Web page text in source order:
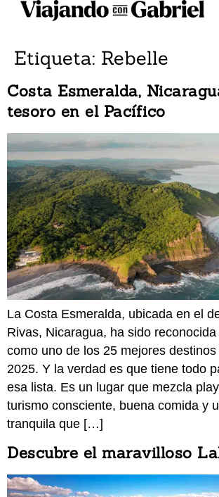
Etiqueta: Rebelle
Costa Esmeralda,
tesoro en el Pacífico
La Costa Esmeralda, ubicada en el
Rivas, Nicaragua, ha sido
como uno de los 25 mejores
2025. Y la verdad es que tiene todo
esa lista. Es un lugar que mezcla
turismo consciente, buena comida y
tranquila que […]
Descubre el maravilloso